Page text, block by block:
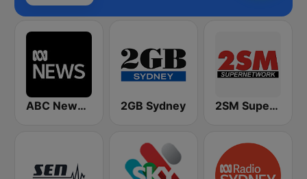
ABC News Radio 2GB Sydney 2SM Super Radio